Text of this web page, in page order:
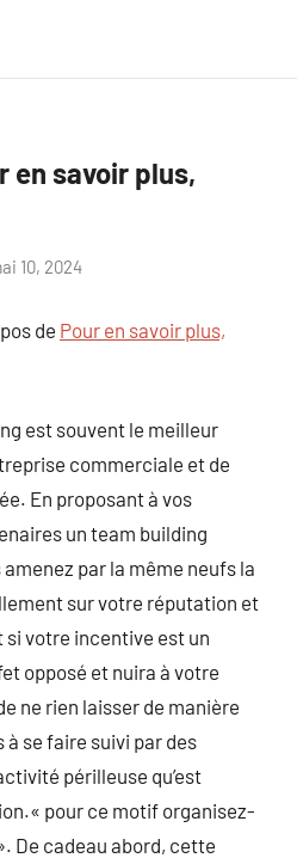
en savoir plus,
10, 2024
de Pour en savoir plus,
est souvent le meilleur
commerciale et de
En proposant à vos
un team building
par la même neufs la
sur votre réputation et
votre incentive est un
opposé et nuira à votre
ne rien laisser de manière
à se faire suivi par des
périlleuse qu’est
pour ce motif organisez-
De cadeau abord, cette